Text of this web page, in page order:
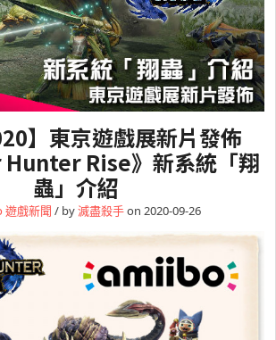
】東京遊戲展新片發佈
Hunter Rise》新系統「翔
蟲」介紹
遊戲新聞 / by滅盡殺手on 2020-09-26